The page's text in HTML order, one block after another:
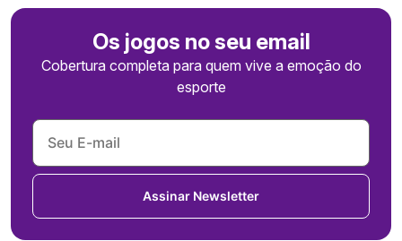
Os jogos no seu email
Cobertura completa para quem vive a emoção do
esporte
Assinar Newsletter